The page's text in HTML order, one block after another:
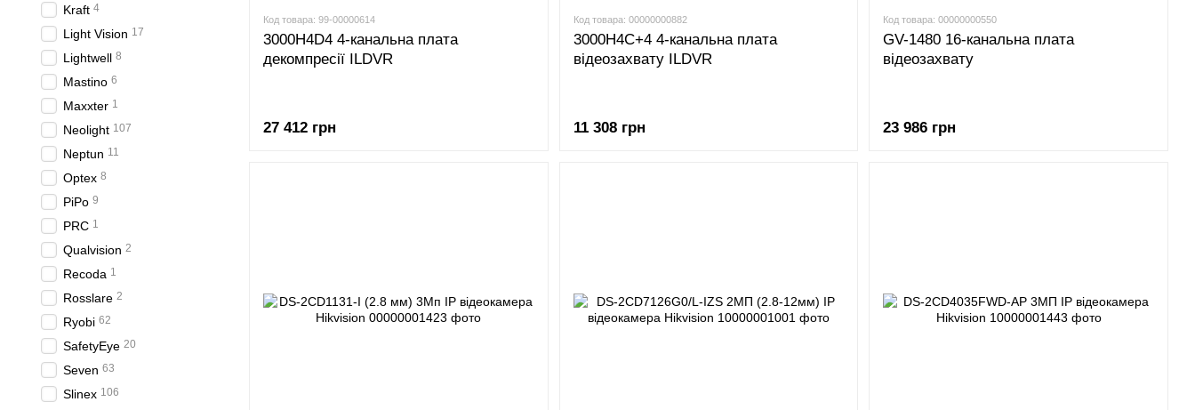
Код товара: 99-00000614
3000H4D4 4-канальна плата
декомпресії ILDVR
27 412 грн
Код товара: 00000000882
3000H4C+4 4-канальна плата
відеозахвату ILDVR
11 308 грн
Код товара: 00000000550
GV-1480 16-канальна плата
відеозахвату
23 986 грн
Kraft 4
Light Vision 17
Lightwell 8
Mastino 6
Maxxter 1
Neolight 107
Neptun 11
Optex 8
PiPo 9
PRC 1
Qualvision 2
Recoda 1
Rosslare 2
Ryobi 62
SafetyEye 20
Seven 63
Slinex 106